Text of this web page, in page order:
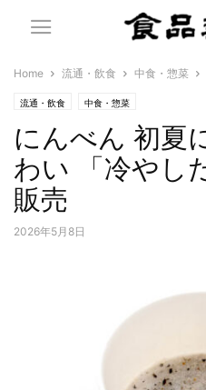
Home 流通・飲食 中食・惣菜
流通・飲食 中食・惣菜
にんべん 初夏
わい 「冷やし
販売
2026年5月8日